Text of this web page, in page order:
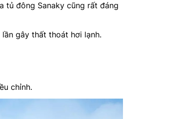
tủ đông Sanaky cũng rất đáng
gây thất thoát hơi lạnh.
chỉnh.